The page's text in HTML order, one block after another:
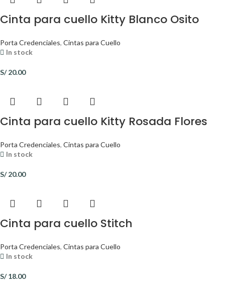
Cinta para cuello Kitty Blanco Osito
Porta Credenciales, Cintas para Cuello
In stock
S/20.00
Cinta para cuello Kitty Rosada Flores
Porta Credenciales, Cintas para Cuello
In stock
S/20.00
Cinta para cuello Stitch
Porta Credenciales, Cintas para Cuello
In stock
S/18.00